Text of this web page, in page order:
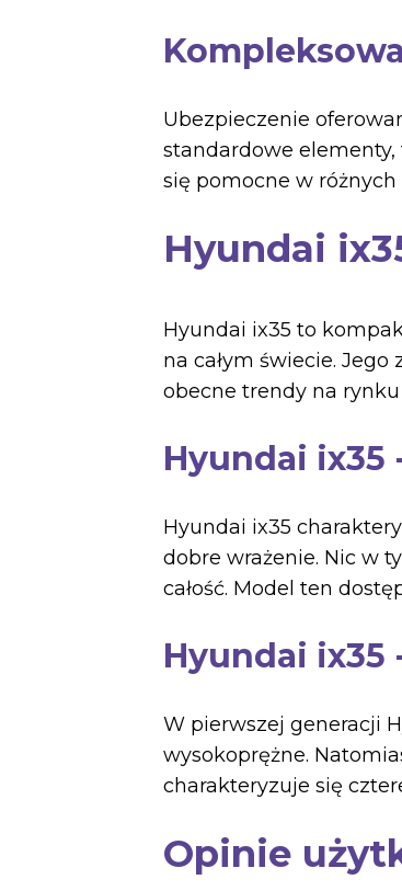
Ubezpieczenie
standardowe
się pomocne w różnych
Hyundai
Hyundai ix35 to
na całym świecie.
obecne trendy na
Hyundai ix35
Hyundai ix35
dobre wrażenie. Nic w
całość. Model ten
Hyundai ix35
W pierwszej generacji
wysokoprężne.
charakteryzuje się
Opinie